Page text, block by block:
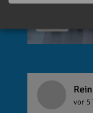
vor 5